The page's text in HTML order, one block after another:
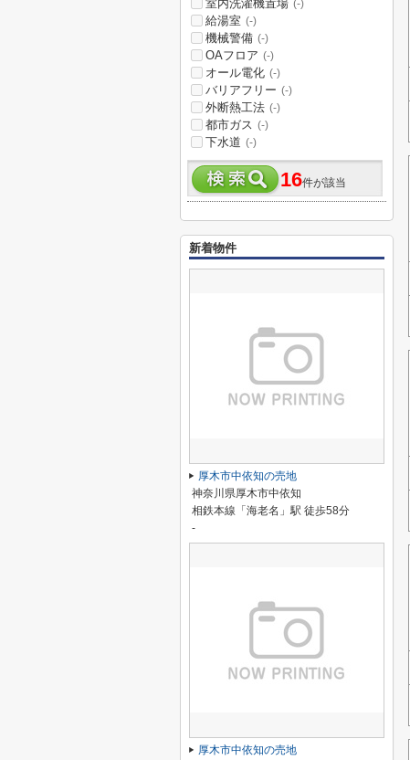
室内洗濯機置場 (-)
給湯室 (-)
機械警備 (-)
OAフロア (-)
オール電化 (-)
バリアフリー (-)
外断熱工法 (-)
都市ガス (-)
下水道 (-)
16件が該当
新着物件
厚木市中依知の売地
神奈川県厚木市中依知
相鉄本線「海老名」駅 徒歩58分
-
厚木市中依知の売地